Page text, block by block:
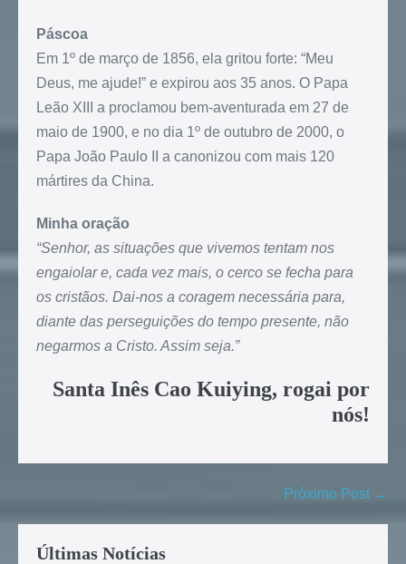
Páscoa
Em 1º de março de 1856, ela gritou forte: “Meu
Deus, me ajude!” e expirou aos 35 anos. O Papa
Leão XIII a proclamou bem-aventurada em 27 de
maio de 1900, e no dia 1º de outubro de 2000, o
Papa João Paulo II a canonizou com mais 120
mártires da China.
Minha oração
“Senhor, as situações que vivemos tentam nos
engaiolar e, cada vez mais, o cerco se fecha para
os cristãos. Dai-nos a coragem necessária para,
diante das perseguições do tempo presente, não
negarmos a Cristo. Assim seja.”
Santa Inês Cao Kuiying, rogai por
nós!
Próximo Post →
Últimas Notícias